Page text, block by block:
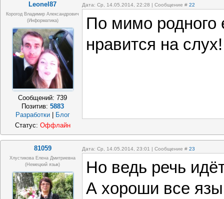
Leonel87 Дата: Ср, 14.05.2014, 22:28 | Сообщение # 22
Корогод Владимир Александрович
(Информатика)
Сообщений:739
Позитив: 5883
Разработки
Блог
По мимо родного
нравится на слух!
Статус: Оффлайн
81059 Дата: Ср, 14.05.2014, 23:01 | Сообщение # 23
Хлустикова Елена Дмитриевна
(немецкий язык)
Но ведь речь
А хороши все